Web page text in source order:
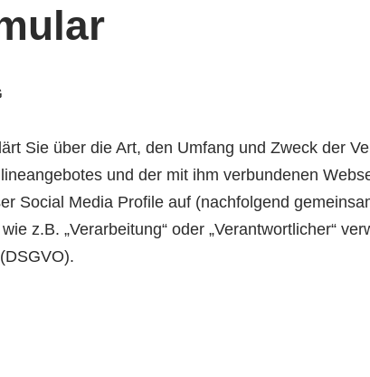
Sie über die Art, den Umfang und Zweck der
und der mit ihm verbundenen
Social Media Profile auf (nachfolgend
z.B. „Verarbeitung“ oder „Verantwortlicher“